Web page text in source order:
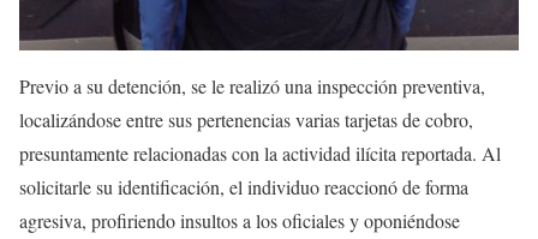
Previo a su detención, se le realizó una inspección preventiva,
localizándose entre sus pertenencias varias tarjetas de cobro,
presuntamente relacionadas con la actividad ilícita reportada. Al
solicitarle su identificación, el individuo reaccionó de forma
agresiva, profiriendo insultos a los oficiales y oponiéndose